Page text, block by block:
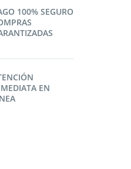
100% SEGURO
EN